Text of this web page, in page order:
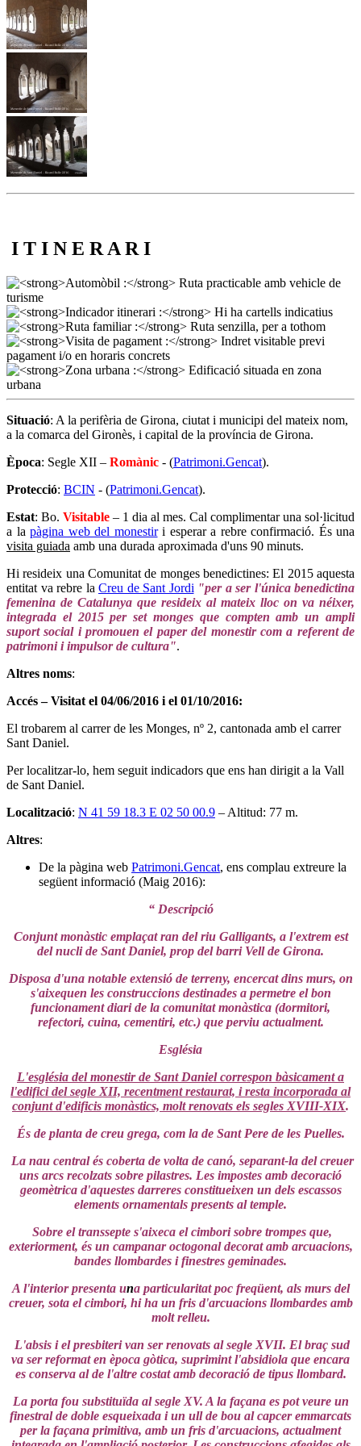
I T I N E R A R I
Situació: A la perifèria de Girona, ciutat i municipi del mateix nom,
a la comarca del Gironès, i capital de la província de Girona.
Època: Segle XII – Romànic - (Patrimoni.Gencat).
Protecció: BCIN - (Patrimoni.Gencat).
Estat: Bo. Visitable – 1 dia al mes. Cal complimentar una sol·licitud
a la pàgina web del monestiri esperar a rebre confirmació. És una
visita guiada amb una durada aproximada d'uns 90 minuts.
Hi resideix una Comunitat de monges benedictines: El 2015 aquesta
entitat va rebre la Creu de Sant Jordi "per a ser l'única benedictina
femenina de Catalunya que resideix al mateix lloc on va néixer,
integrada el 2015 per set monges que compten amb un ampli
suport social i promouen el paper del monestir com a referent de
patrimoni i impulsor de cultura".
Altres noms:
Accés – Visitat el 04/06/2016 i el 01/10/2016:
El trobarem al carrer de les Monges, nº 2, cantonada amb el carrer
Sant Daniel.
Per localitzar-lo, hem seguit indicadors que ens han dirigit a la Vall
de Sant Daniel.
Localització: N 41 59 18.3 E 02 50 00.9 – Altitud: 77 m.
Altres:
De la pàgina web Patrimoni.Gencat, ens complau extreure la
següent informació (Maig 2016):
“ Descripció
Conjunt monàstic emplaçat ran del riu Galligants, a l'extrem est
del nucli de Sant Daniel, prop del barri Vell de Girona.
Disposa d'una notable extensió de terreny, encercat dins murs, on
s'aixequen les construccions destinades a permetre el bon
funcionament diari de la comunitat monàstica (dormitori,
refectori, cuina, cementiri, etc.) que perviu actualment.
Església
L'església del monestir de Sant Daniel correspon bàsicament a
l'edifici del segle XII, recentment restaurat, i resta incorporada al
conjunt d'edificis monàstics, molt renovats els segles XVIII-XIX.
És de planta de creu grega, com la de Sant Pere de les Puelles.
La nau central és coberta de volta de canó, separant-la del creuer
uns arcs recolzats sobre pilastres. Les impostes amb decoració
geomètrica d'aquestes darreres constitueixen un dels escassos
elements ornamentals presents al temple.
Sobre el transsepte s'aixeca el cimbori sobre trompes que,
exteriorment, és un campanar octogonal decorat amb arcuacions,
bandes llombardes i finestres geminades.
A l'interior presenta una particularitat poc freqüent, als murs del
creuer, sota el cimbori, hi ha un fris d'arcuacions llombardes amb
molt relleu.
L'absis i el presbiteri van ser renovats al segle XVII. El braç sud
va ser reformat en època gòtica, suprimint l'absidiola que encara
es conserva al de l'altre costat amb decoració de tipus llombard.
La porta fou substituïda al segle XV. A la façana es pot veure un
finestral de doble esqueixada i un ull de bou al capcer emmarcats
per la façana primitiva, amb un fris d'arcuacions, actualment